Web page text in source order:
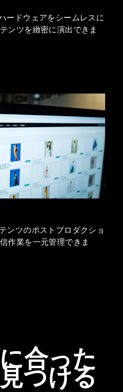
ードウェアをシームレスに
ンツを緻密に演出できま
ンツのポストプロダクショ
作業を一元管理できま
合った
つける